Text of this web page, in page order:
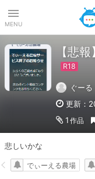
MENU
【悲
ぐーる
更新：
1 作品
悲しいかな
でぃーえる農場